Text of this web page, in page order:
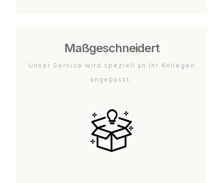
Maßgeschneidert
Unser Service wird speziell an Ihr Anliegen
angepasst.